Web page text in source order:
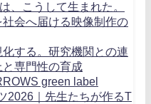
、こうして生まれた。
会へ届ける映像制作の
する。研究機関との連
専門性の育成
green label
2026｜先生たちが作るT